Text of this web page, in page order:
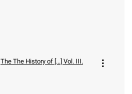
The The History of [...] Vol. III.